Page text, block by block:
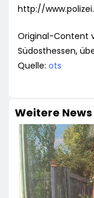
http://
Original-Content
Südosthessen,
Quelle: ots
Weitere News